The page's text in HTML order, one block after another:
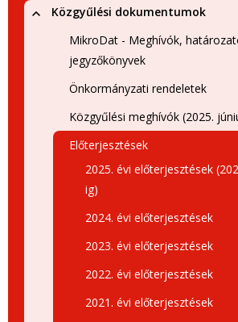
Közgyűlési dokumentumok
MikroDat - Meghívók,
jegyzőkönyvek
Önkormányzati rendeletek
Közgyűlési meghívók (2025.
Előterjesztések
2025. évi előterjesztések
ig)
2024. évi előterjesztések
2023. évi előterjesztések
2022. évi előterjesztések
2021. évi előterjesztések